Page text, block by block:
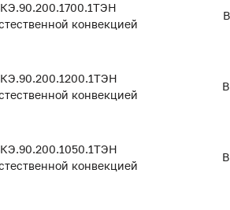
конвекцией
конвекцией
конвекцией